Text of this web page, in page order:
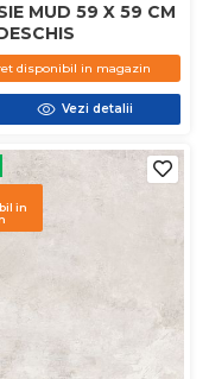
MUD 59 X 59 CM
disponibil in magazin
Vezi detalii
in